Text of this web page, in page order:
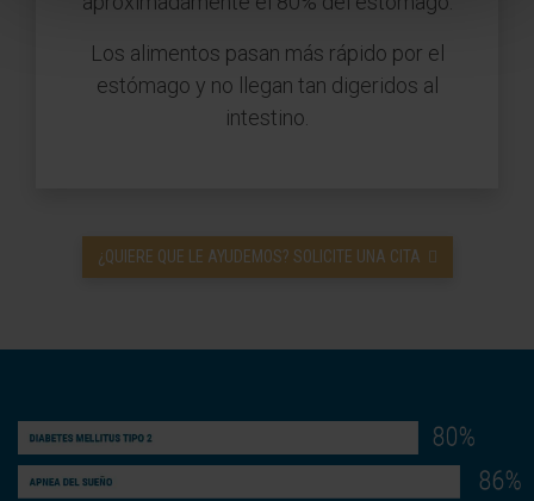
Los alimentos pasan más rápido por el
estómago y no llegan tan digeridos al
intestino.
¿QUIERE QUE LE AYUDEMOS? SOLICITE UNA CITA